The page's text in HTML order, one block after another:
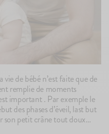
vie de bébé n’est faite que de
remplie de moments
important . Par exemple le
des phases d’éveil, last but
son petit crâne tout doux…